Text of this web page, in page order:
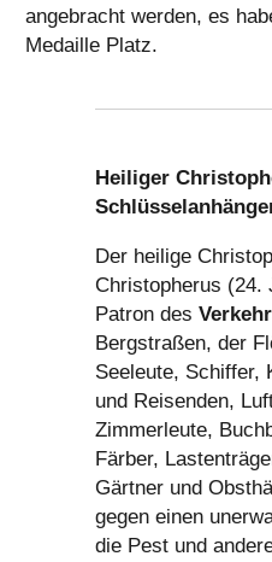
angebracht werden, es
Medaille Platz.
Heiliger
Der heilige
Christopherus (24.
Patron des
Bergstraßen, der
Seeleute, Schiffer,
und Reisenden,
Zimmerleute,
Färber,
Gärtner und
gegen einen
die Pest und